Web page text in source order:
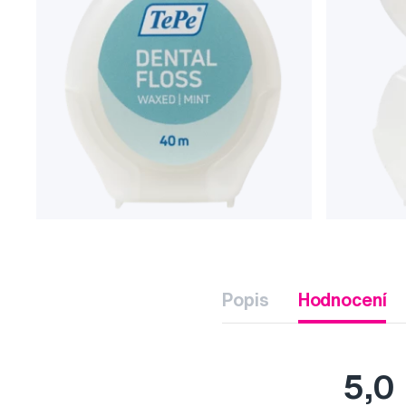
Popis Hodnocení
5,0